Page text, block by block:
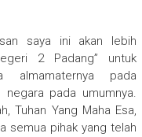
saya ini akan lebih
2 Padang” untuk
almamaternya pada
pada umumnya.
Tuhan Yang Maha Esa,
semua pihak yang telah